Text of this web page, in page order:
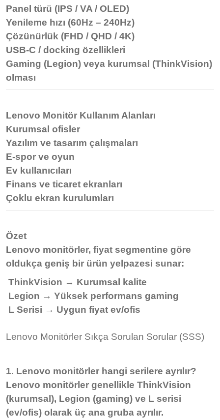
Panel türü (IPS / VA / OLED)
Yenileme hızı (60Hz – 240Hz)
Çözünürlük (FHD / QHD / 4K)
USB-C / docking özellikleri
Gaming (Legion) veya kurumsal (ThinkVision)
olması
Lenovo Monitör Kullanım Alanları
Kurumsal ofisler
Yazılım ve tasarım çalışmaları
E-spor ve oyun
Ev kullanıcıları
Finans ve ticaret ekranları
Çoklu ekran kurulumları
Özet
Lenovo monitörler, fiyat segmentine göre
oldukça geniş bir ürün yelpazesi sunar:
ThinkVision → Kurumsal kalite
Legion → Yüksek performans gaming
L Serisi → Uygun fiyat ev/ofis
Lenovo Monitörler Sıkça Sorulan Sorular (SSS)
1. Lenovo monitörler hangi serilere ayrılır?
Lenovo monitörler genellikle ThinkVision
(kurumsal), Legion (gaming) ve L serisi
(ev/ofis) olarak üç ana gruba ayrılır.